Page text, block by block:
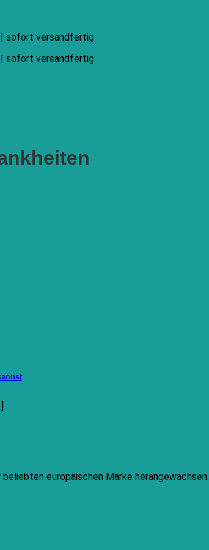
| sofort versandfertig
| sofort versandfertig
europäischen Marke herangewachsen.